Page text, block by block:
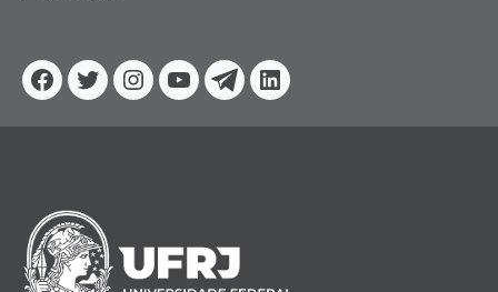
Facebook
TwitterInstagram
YouTube
TelegramLinkedin